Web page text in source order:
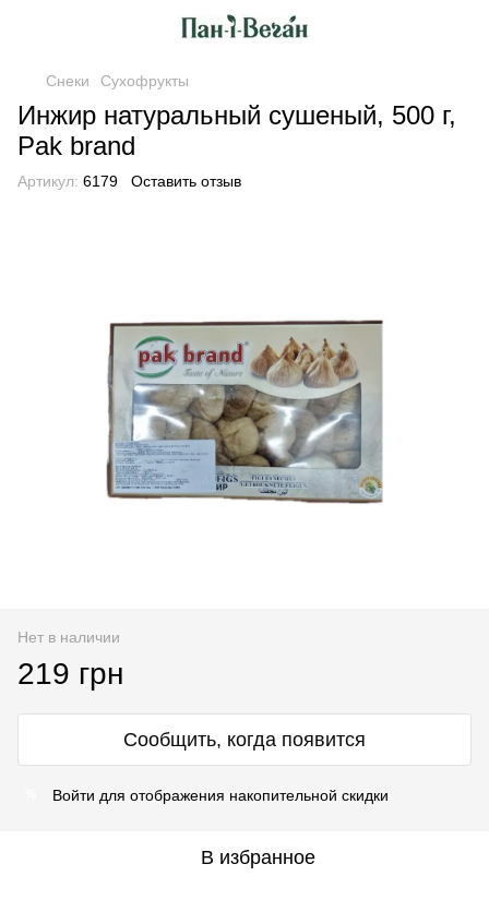
Снеки Сухофрукты
Инжир натуральный сушеный, 500 г,
Pak brand
Артикул: 6179 Оставить отзыв
Нет в наличии
219 грн
Сообщить, когда появится
Войти для отображения накопительной скидки
В избранное